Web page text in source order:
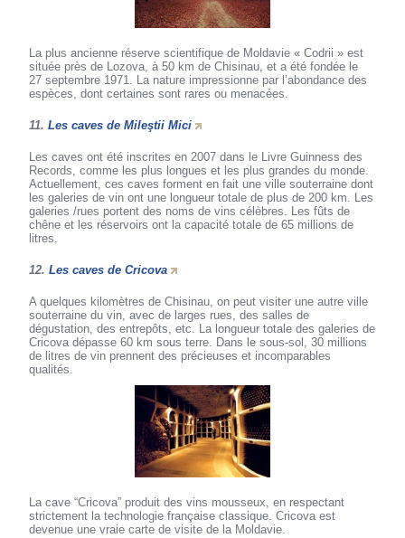
La plus ancienne réserve scientifique de Moldavie « Codrii » est
située près de Lozova, à 50 km de Chisinau, et a été fondée le
27 septembre 1971. La nature impressionne par l’abondance des
espèces, dont certaines sont rares ou menacées.
11.Les caves de Mileştii Mici
Les caves ont été inscrites en 2007 dans le Livre Guinness des
Records, comme les plus longues et les plus grandes du monde.
Actuellement, ces caves forment en fait une ville souterraine dont
les galeries de vin ont une longueur totale de plus de 200 km. Les
galeries /rues portent des noms de vins célèbres. Les fûts de
chêne et les réservoirs ont la capacité totale de 65 millions de
litres.
12.Les caves de Cricova
A quelques kilomètres de Chisinau, on peut visiter une autre ville
souterraine du vin, avec de larges rues, des salles de
dégustation, des entrepôts, etc. La longueur totale des galeries de
Cricova dépasse 60 km sous terre. Dans le sous-sol, 30 millions
de litres de vin prennent des précieuses et incomparables
qualités.
La cave “Cricova” produit des vins mousseux, en respectant
strictement la technologie française classique. Cricova est
devenue une vraie carte de visite de la Moldavie.